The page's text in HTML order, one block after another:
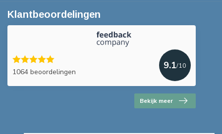
Klantbeoordelingen
1064 beoordelingen
9.1/10
Bekijk meer